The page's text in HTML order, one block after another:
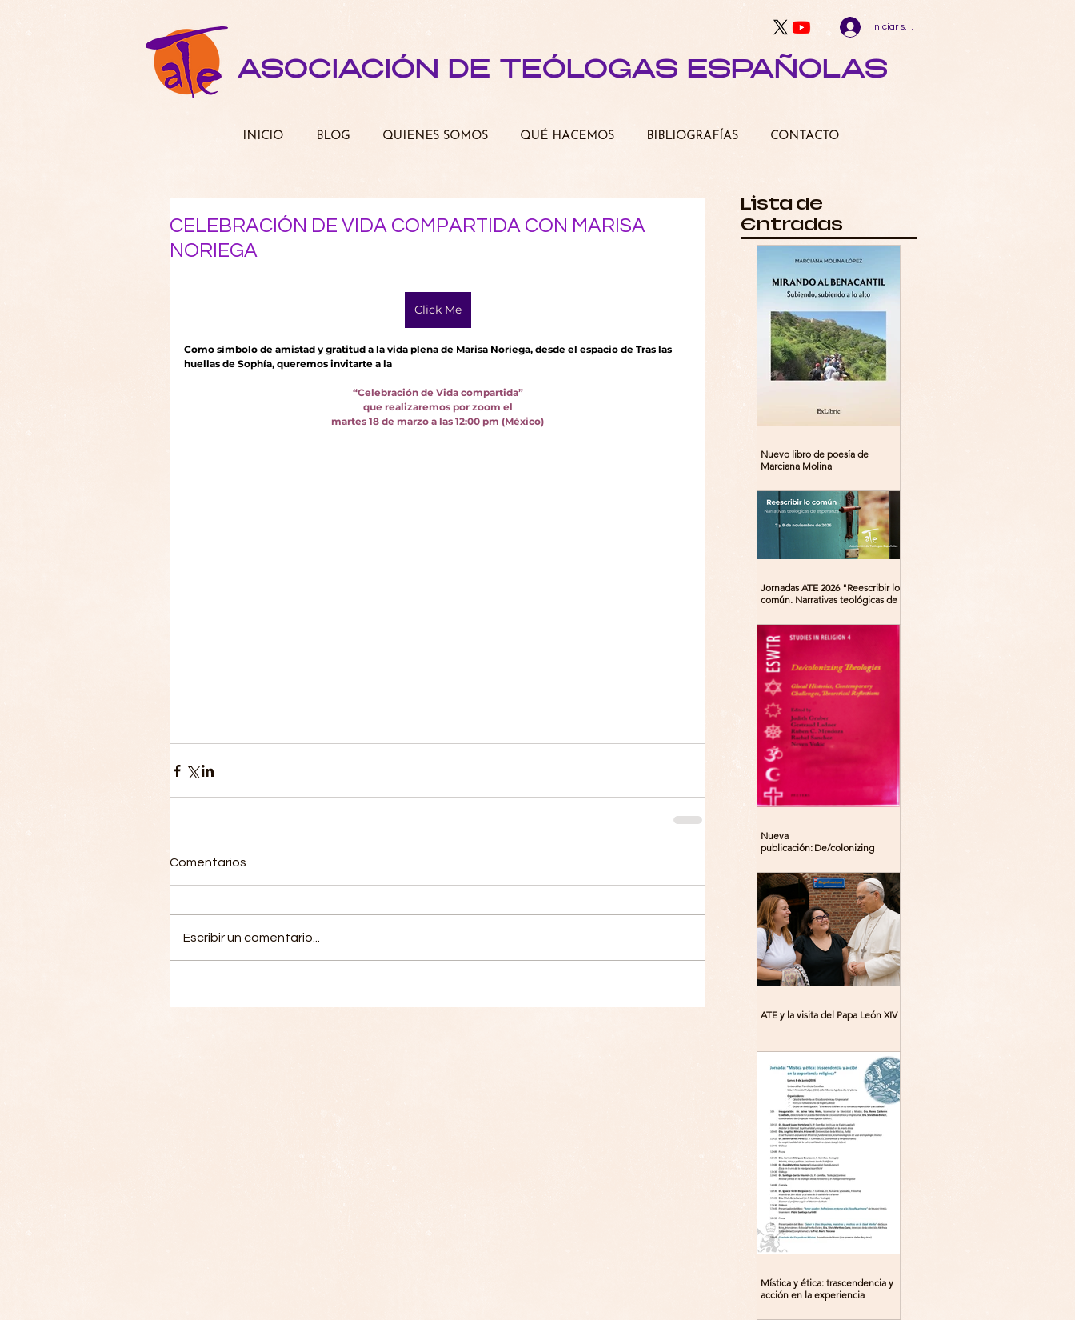
Iniciar sesión
ASOCIACIÓN DE TEÓLOGAS ESPAÑOLAS
CELEBRACIÓN DE VIDA COMPARTIDA CON MARISA
NORIEGA
Click Me
Como símbolo de amistad y gratitud a la vida plena de Marisa Noriega, desde el espacio de Tras las
huellas de Sophía, queremos invitarte a la
“Celebración de Vida compartida”
que realizaremos por zoom el
martes 18 de marzo a las 12:00 pm (México)
Comentarios
Escribir un comentario...
Nuevo libro de poesía de
Marciana Molina
Jornadas ATE 2026 "Reescribir lo
común. Narrativas teológicas de
Madrid
Nueva
publicación: De/colonizing
Contemporary Challenges,
Theoretical Reflections
ATE y la visita del Papa León XIV
Mística y ética: trascendencia y
acción en la experiencia
Lista de
Entradas
INICIO BLOG QUIENES SOMOS QUÉ HACEMOS BIBLIOGRAFÍAS CONTACTO